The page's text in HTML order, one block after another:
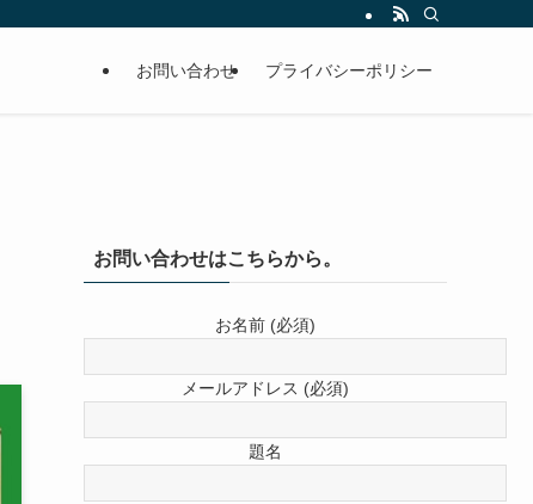
お問い合わせ プライバシーポリシー
お問い合わせはこちらから。
お名前 (必須)
メールアドレス (必須)
題名